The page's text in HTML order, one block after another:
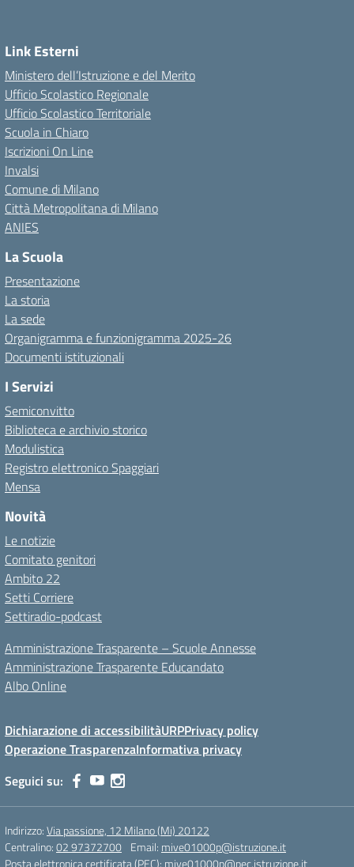
Link Esterni
Ministero dell’Istruzione e del Merito
Ufficio Scolastico Regionale
Ufficio Scolastico Territoriale
Scuola in Chiaro
Iscrizioni On Line
Invalsi
Comune di Milano
Città Metropolitana di Milano
ANIES
La Scuola
Presentazione
La storia
La sede
Organigramma e funzionigramma 2025-26
Documenti istituzionali
I Servizi
Semiconvitto
Biblioteca e archivio storico
Modulistica
Registro elettronico Spaggiari
Mensa
Novità
Le notizie
Comitato genitori
Ambito 22
Setti Corriere
Settiradio-podcast
Amministrazione Trasparente – Scuole Annesse
Amministrazione Trasparente Educandato
Albo Online
Dichiarazione di accessibilitàURPPrivacy policy
Operazione TrasparenzaInformativa privacy
Seguici su:
Indirizzo:Via passione, 12 Milano (Mi) 20122
Centralino:02 97372700 Email: mive01000p@istruzione.it
Posta elettronica certificata (PEC): mive01000p@pec.istruzione.it